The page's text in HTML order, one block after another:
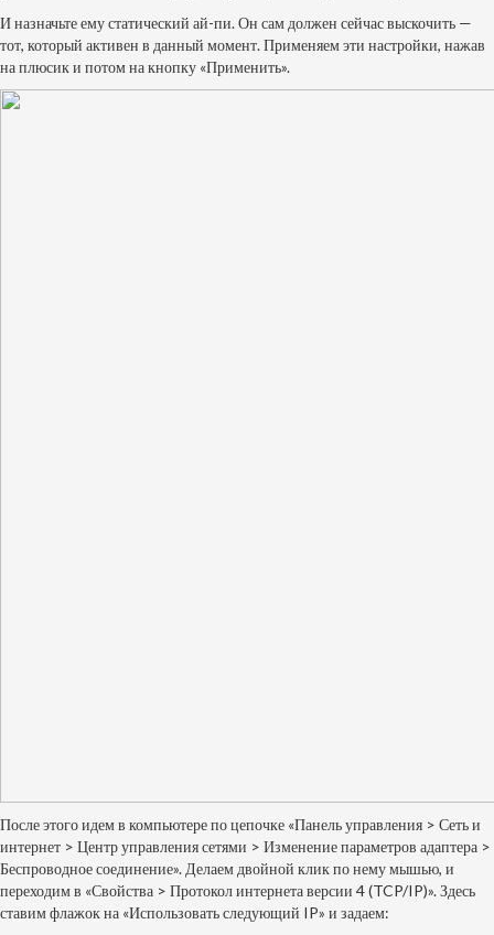
И назначьте ему статический ай-пи. Он сам должен сейчас выскочить —
тот, который активен в данный момент. Применяем эти настройки, нажав
на плюсик и потом на кнопку «Применить».
После этого идем в компьютере по цепочке «Панель управления > Сеть и
интернет > Центр управления сетями > Изменение параметров адаптера >
Беспроводное соединение». Делаем двойной клик по нему мышью, и
переходим в «Свойства > Протокол интернета версии 4 (TCP/IP)». Здесь
ставим флажок на «Использовать следующий IP» и задаем: